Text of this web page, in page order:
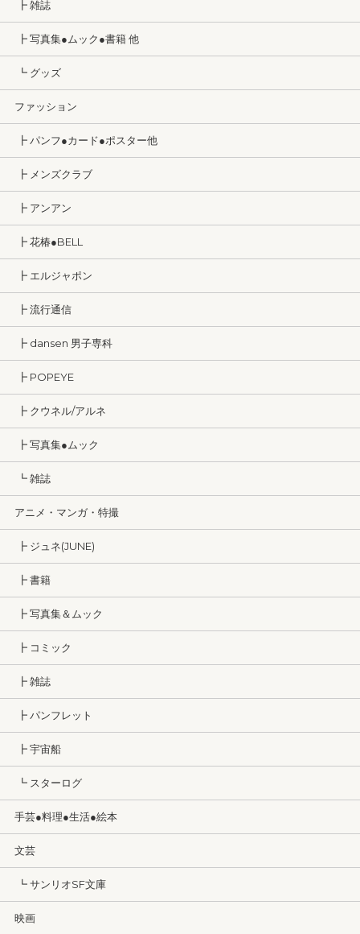
┣ 雑誌
┣ 写真集●ムック●書籍 他
┗ グッズ
ファッション
┣ パンフ●カード●ポスター他
┣ メンズクラブ
┣ アンアン
┣ 花椿●BELL
┣ エルジャポン
┣ 流行通信
┣ dansen 男子専科
┣ POPEYE
┣ クウネル/アルネ
┣ 写真集●ムック
┗ 雑誌
アニメ・マンガ・特撮
┣ ジュネ(JUNE)
┣ 書籍
┣ 写真集＆ムック
┣ コミック
┣ 雑誌
┣ パンフレット
┣ 宇宙船
┗ スターログ
手芸●料理●生活●絵本
文芸
┗ サンリオSF文庫
映画